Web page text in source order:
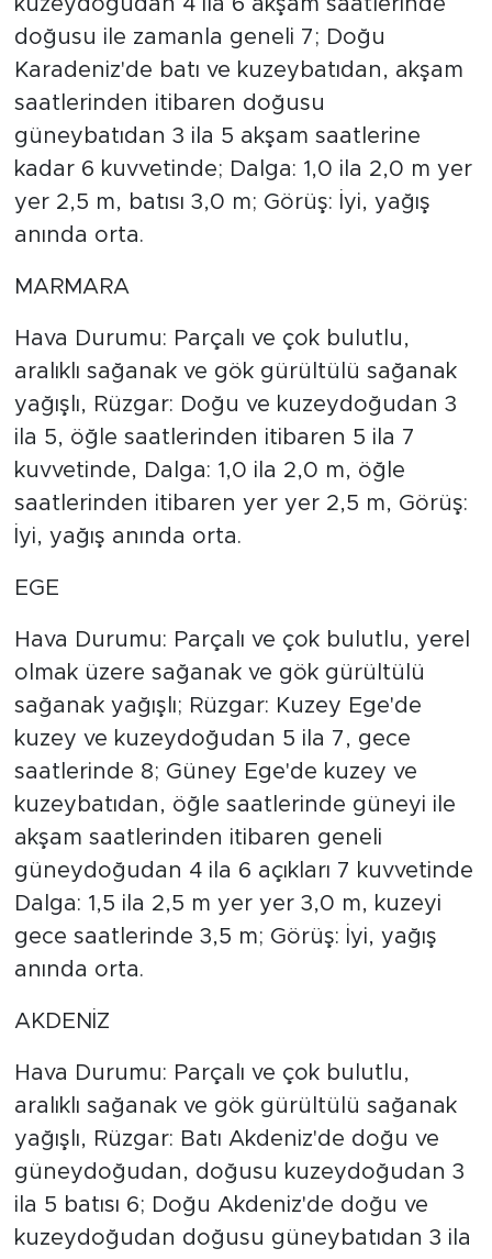
kuzeydoğudan 4 ila 6 akşam saatlerinde
doğusu ile zamanla geneli 7; Doğu
Karadeniz'de batı ve kuzeybatıdan, akşam
saatlerinden itibaren doğusu
güneybatıdan 3 ila 5 akşam saatlerine
kadar 6 kuvvetinde; Dalga: 1,0 ila 2,0 m yer
yer 2,5 m, batısı 3,0 m; Görüş: İyi, yağış
anında orta.
MARMARA
Hava Durumu: Parçalı ve çok bulutlu,
aralıklı sağanak ve gök gürültülü sağanak
yağışlı, Rüzgar: Doğu ve kuzeydoğudan 3
ila 5, öğle saatlerinden itibaren 5 ila 7
kuvvetinde, Dalga: 1,0 ila 2,0 m, öğle
saatlerinden itibaren yer yer 2,5 m, Görüş:
İyi, yağış anında orta.
EGE
Hava Durumu: Parçalı ve çok bulutlu, yerel
olmak üzere sağanak ve gök gürültülü
sağanak yağışlı; Rüzgar: Kuzey Ege'de
kuzey ve kuzeydoğudan 5 ila 7, gece
saatlerinde 8; Güney Ege'de kuzey ve
kuzeybatıdan, öğle saatlerinde güneyi ile
akşam saatlerinden itibaren geneli
güneydoğudan 4 ila 6 açıkları 7 kuvvetinde
Dalga: 1,5 ila 2,5 m yer yer 3,0 m, kuzeyi
gece saatlerinde 3,5 m; Görüş: İyi, yağış
anında orta.
AKDENİZ
Hava Durumu: Parçalı ve çok bulutlu,
aralıklı sağanak ve gök gürültülü sağanak
yağışlı, Rüzgar: Batı Akdeniz'de doğu ve
güneydoğudan, doğusu kuzeydoğudan 3
ila 5 batısı 6; Doğu Akdeniz'de doğu ve
kuzeydoğudan doğusu güneybatıdan 3 ila